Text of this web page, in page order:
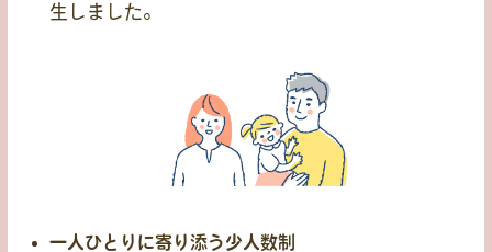
生しました。
一人ひとりに寄り添う少人数制